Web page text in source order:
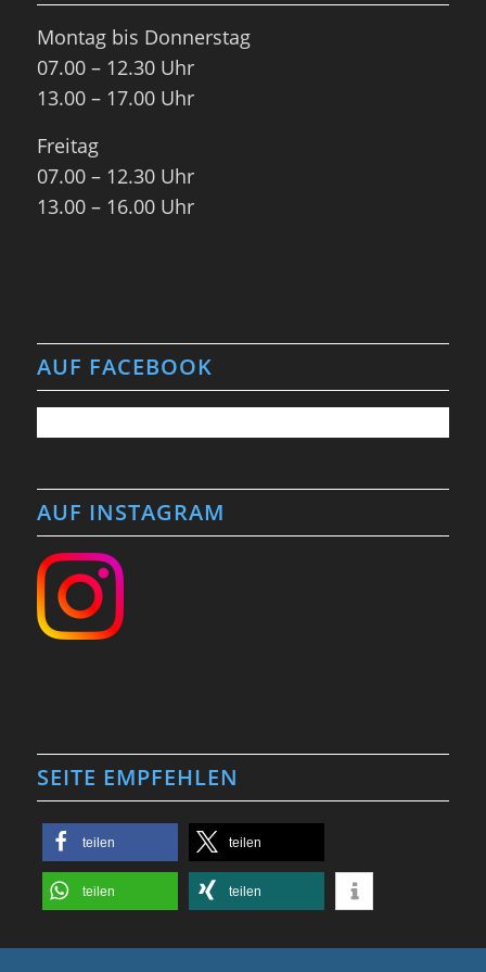
Montag bis Donnerstag
07.00 – 12.30 Uhr
13.00 – 17.00 Uhr
Freitag
07.00 – 12.30 Uhr
13.00 – 16.00 Uhr
AUF FACEBOOK
AUF INSTAGRAM
SEITE EMPFEHLEN
teilen teilen
teilen teilen